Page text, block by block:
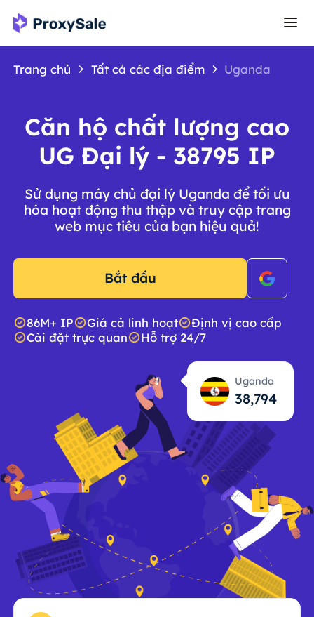
Trang chủ Tất cả các địa điểm Uganda
Căn hộ chất lượng cao
UG Đại lý - 38795 IP
Sử dụng máy chủ đại lý Uganda để tối ưu
hóa hoạt động thu thập và truy cập trang
web mục tiêu của bạn hiệu quả!
Bắt đầu
86M+ IP Giá cả linh hoạt
Định vị cao cấp
Cài đặt trực quan
Hỗ trợ 24/7
Uganda
38,795